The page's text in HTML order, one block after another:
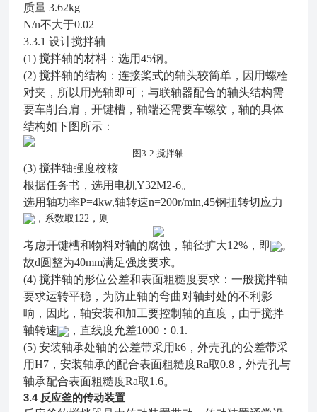
质量 3.62kg
N/n不大于0.02
3.3.1设计搅拌轴
(1)搅拌轴的材料：选用45钢。
(2)搅拌轴的结构：连接桨式的轴头较简单，因用螺栓
对夹，所以用光轴即可；与联轴器配合的轴头结构需
要车削台肩，开键槽，轴端还需要车螺纹，轴的具体
结构如下图所示：
图3-2 搅拌轴
(3)搅拌轴强度校核
根据任务书，选用电机Y32M2-6。
选用轴功率P=4kw,轴转速n=200r/min,45钢扭转切应力
，系数取122，则
考虑开键槽和物料对轴的腐蚀，轴径扩大12%，即 。
故d圆整为40mm满足强度要求。
(4)搅拌轴的形位公差和表面粗糙度要求：一般搅拌轴
要求运转平稳，为防止轴的弯曲对轴封处的不利影
响，因此，轴安装和加工要控制轴的直度，由于搅拌
轴转速
，直线度允差1000：0.1.
(5)安装轴承处轴的公差带采用k6，外壳孔的公差带采
用H7，安装轴承的配合表面粗糙度Ra取0.8，外壳孔与
轴承配合表面粗糙度Ra取1.6。
3.4 反应釜的传动装置